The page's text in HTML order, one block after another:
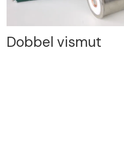
Dobbel vismut